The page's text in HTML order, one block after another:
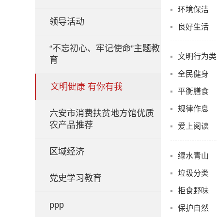
领导活动
“不忘初心、牢记使命”主题教
育
文明健康 有你有我
六安市消费扶贫地方馆优质
农产品推荐
区域经济
党史学习教育
ppp
环境保洁
良好生活
文明行为
全民健身
平衡膳食
规律作息
爱上阅读
绿水青山
垃圾分类
拒食野味
保护自然